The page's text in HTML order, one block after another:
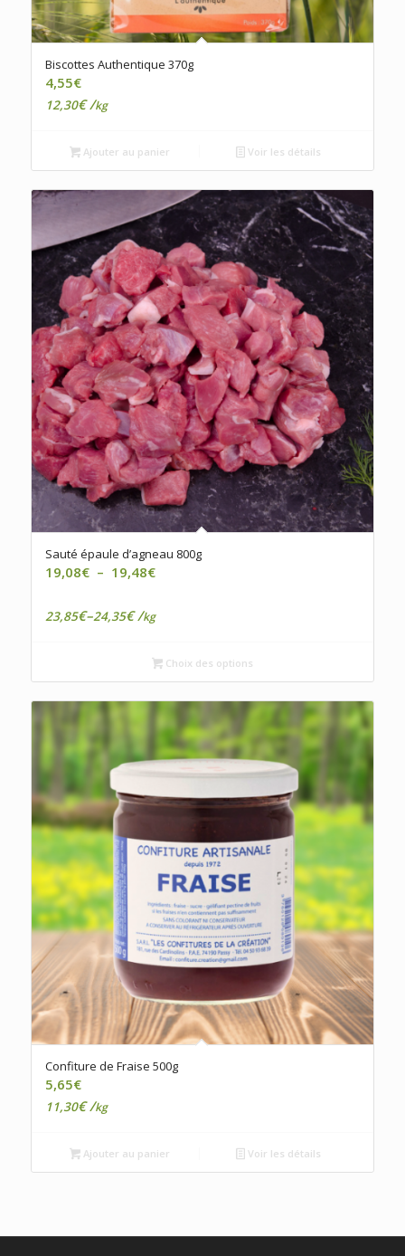
Biscottes Authentique 370g
4,55€
12,30€ /kg
Ajouter au panier Voir les détails
Sauté épaule d’agneau 800g
19,08€ – 19,48€Plage
prix :
à
19,48€
23,85€–24,35€ /kg
Choix des options
Confiture de Fraise 500g
5,65€
11,30€ /kg
Ajouter au panier Voir les détails